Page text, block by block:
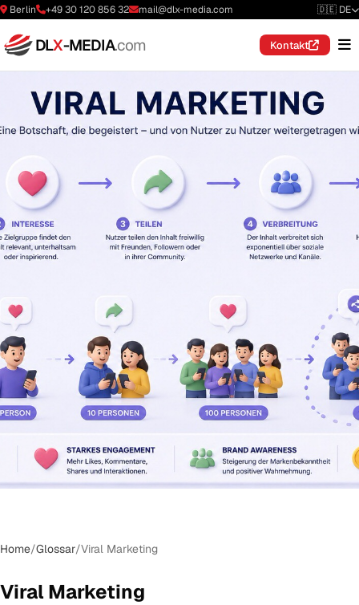
Berlin +49 30 120 856 32 mail@dlx-media.com 🇩🇪 DE
DLX-MEDIA.com Kontakt
Home/Glossar/Viral Marketing
Viral Marketing